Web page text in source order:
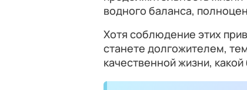
водного баланса,
Хотя соблюдение этих
станете долгожителем,
качественной жизни,